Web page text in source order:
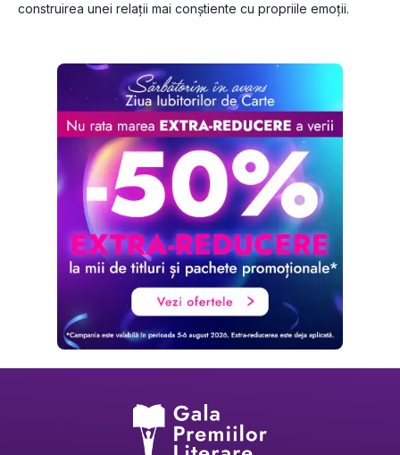
construirea unei relații mai conștiente cu propriile emoții.